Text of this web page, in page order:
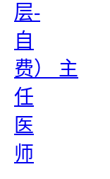
层-
自
费） 主
任
医
师